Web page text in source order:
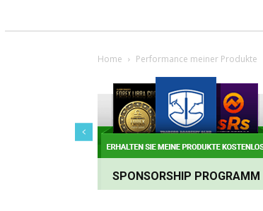
Home Performance meiner Produkte
SPONSORSHIP PROGRAMM